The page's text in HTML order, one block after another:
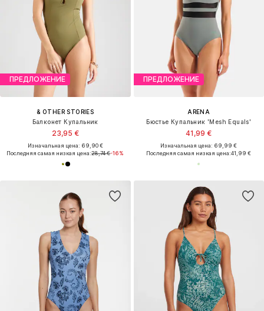
ПРЕДЛОЖЕНИЕ
& OTHER STORIES
Балконет Купальник
23,95 €
Изначальная цена: 69,90 €
Последняя самая низкая цена:28,74 €-16%
ПРЕДЛОЖЕНИЕ
ARENA
Бюстье Купальник 'Mesh Equals'
41,99 €
Изначальная цена: 69,99 €
Последняя самая низкая цена:41,99 €